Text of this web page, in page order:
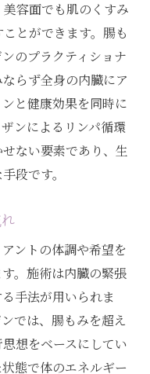
容面でも肌のくすみ
とができます。腸も
のプラクティショナ
らず全身の内臓にア
と健康効果を同時に
ンによるリンパ循環
ない要素であり、生
段です。
ントの体調や希望を
。施術は内臓の緊張
手法が用いられま
では、腸もみを超え
想をベースにしてい
態で体のエネルギー